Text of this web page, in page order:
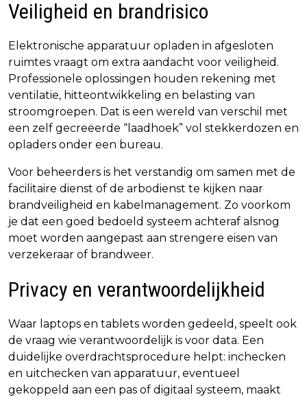
Veiligheid en brandrisico
Elektronische apparatuur opladen in afgesloten
ruimtes vraagt om extra aandacht voor veiligheid.
Professionele oplossingen houden rekening met
ventilatie, hitteontwikkeling en belasting van
stroomgroepen. Dat is een wereld van verschil met
een zelf gecreëerde “laadhoek” vol stekkerdozen en
opladers onder een bureau.
Voor beheerders is het verstandig om samen met de
facilitaire dienst of de arbodienst te kijken naar
brandveiligheid en kabelmanagement. Zo voorkom
je dat een goed bedoeld systeem achteraf alsnog
moet worden aangepast aan strengere eisen van
verzekeraar of brandweer.
Privacy en verantwoordelijkheid
Waar laptops en tablets worden gedeeld, speelt ook
de vraag wie verantwoordelijk is voor data. Een
duidelijke overdrachtsprocedure helpt: inchecken
en uitchecken van apparatuur, eventueel
gekoppeld aan een pas of digitaal systeem, maakt